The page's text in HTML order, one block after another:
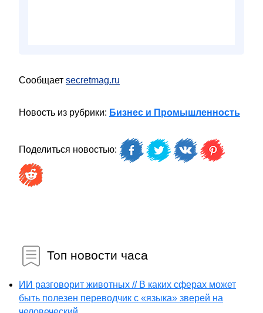
Сообщает secretmag.ru
Новость из рубрики: Бизнес и Промышленность
Поделиться новостью:
Топ новости часа
ИИ разговорит животных // В каких сферах может
быть полезен переводчик с «языка» зверей на